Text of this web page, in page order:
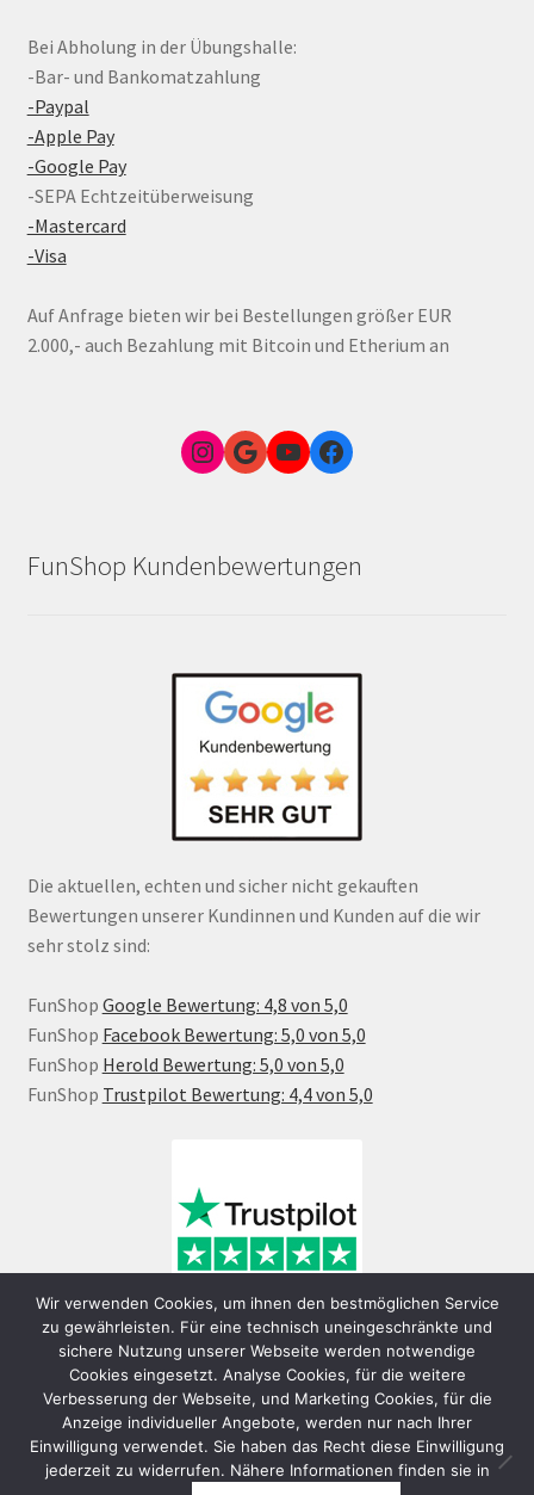
Bei Abholung in der Übungshalle:
-Bar- und Bankomatzahlung
-Paypal
-Apple Pay
-Google Pay
-SEPA Echtzeitüberweisung
-Mastercard
-Visa
Auf Anfrage bieten wir bei Bestellungen größer EUR
2.000,- auch Bezahlung mit Bitcoin und Etherium an
Instagram
Google Link zum FunShop WienYouTubeFacebook
FunShop Kundenbewertungen
Die aktuellen, echten und sicher nicht gekauften
Bewertungen unserer Kundinnen und Kunden auf die wir
sehr stolz sind:
FunShop Google Bewertung: 4,8 von 5,0
FunShop Facebook Bewertung: 5,0 von 5,0
FunShop Herold Bewertung: 5,0 von 5,0
FunShop Trustpilot Bewertung: 4,4 von 5,0
© FunShop Wien - Hochqualitative Elektromobilität 2026
Wir verwenden Cookies, um ihnen den bestmöglichen Service
zu gewährleisten. Für eine technisch uneingeschränkte und
sichere Nutzung unserer Webseite werden notwendige
Cookies eingesetzt. Analyse Cookies, für die weitere
Verbesserung der Webseite, und Marketing Cookies, für die
Anzeige individueller Angebote, werden nur nach Ihrer
Einwilligung verwendet. Sie haben das Recht diese Einwilligung
jederzeit zu widerrufen. Nähere Informationen finden sie in